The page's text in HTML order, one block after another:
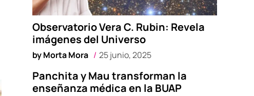
Observatorio Vera C. Rubin: Revela
imágenes del Universo
byMorta Mora 25 junio, 2025
Panchita y Mau transforman la
enseñanza médica en la BUAP